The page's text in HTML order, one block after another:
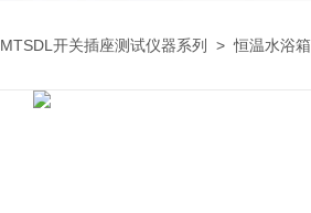
MTSDL开关插座测试仪器系列 >恒温水浴箱